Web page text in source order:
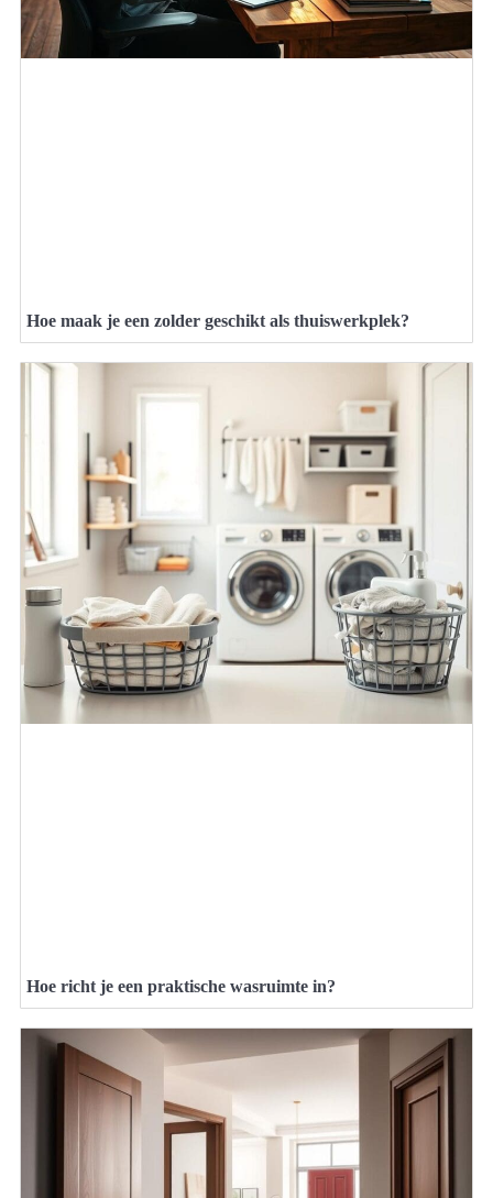
Hoe maak je een zolder geschikt als thuiswerkplek?
Hoe richt je een praktische wasruimte in?